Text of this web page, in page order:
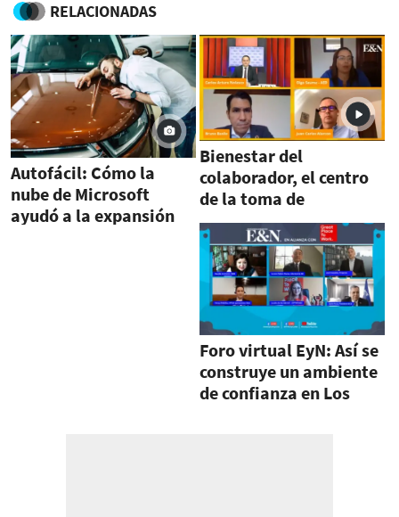
RELACIONADAS
Autofácil: Cómo la
nube de Microsoft
ayudó a la expansión
Bienestar del
colaborador, el centro
de la toma de
decisiones de las
organizaciones
Foro virtual EyN: Así se
construye un ambiente
de confianza en Los